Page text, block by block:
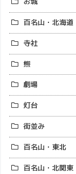
百名山・北海道
寺社
熊
劇場
灯台
街並み
百名山・東北
百名山・北関東